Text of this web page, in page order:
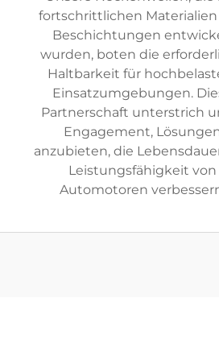
fortschrittlichen
Beschichtungen
wurden, boten die
Haltbarkeit für
Einsatzumgebungen.
Partnerschaft unterstrich
Engagement,
anzubieten, die
Leistungsfähigkeit von
Automotoren